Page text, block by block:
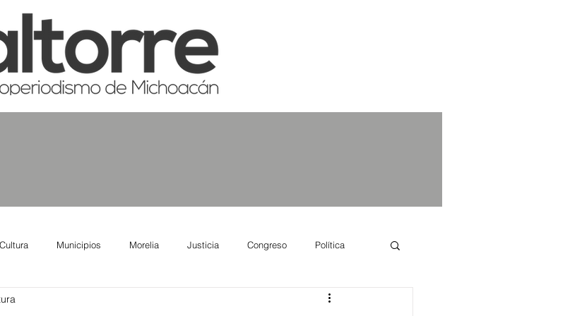
Cultura Municipios Morelia Justicia Congreso Política